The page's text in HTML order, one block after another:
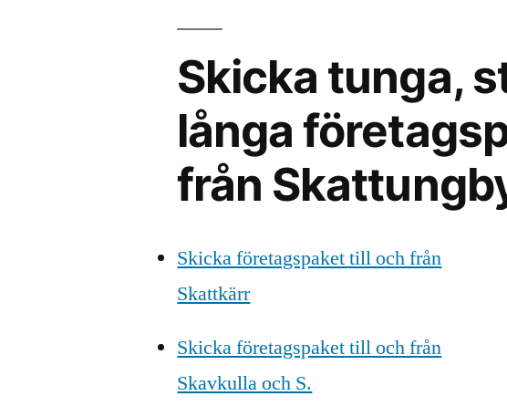
Skicka tunga,
långa
från
Skicka företagspaket till och från
Skattkärr
Skicka företagspaket till och från
Skavkulla och S.